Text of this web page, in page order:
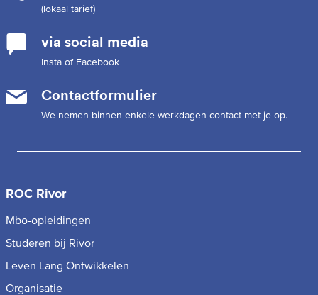
(lokaal tarief)
via social media
Insta of Facebook
Contactformulier
We nemen binnen enkele werkdagen contact met je op.
ROC Rivor
Mbo-opleidingen
Studeren bij Rivor
Leven Lang Ontwikkelen
Organisatie